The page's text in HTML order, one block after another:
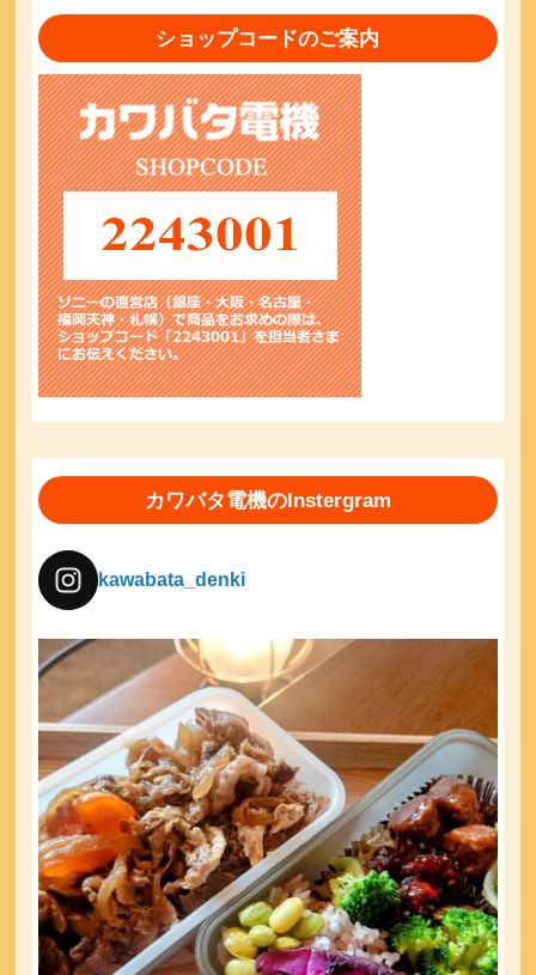
ショップコードのご案内
カワバタ電機のInstergram
kawabata_denki